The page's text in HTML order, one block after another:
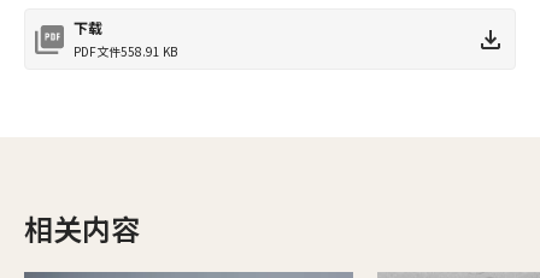
下载
PDF文件558.91 KB
相关内容